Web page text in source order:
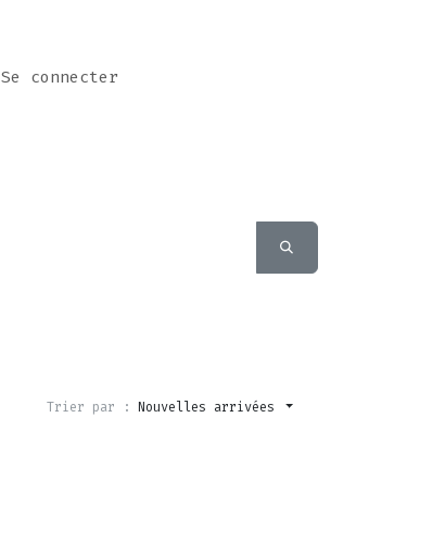
Se connecter
Trier par : Nouvelles arrivées